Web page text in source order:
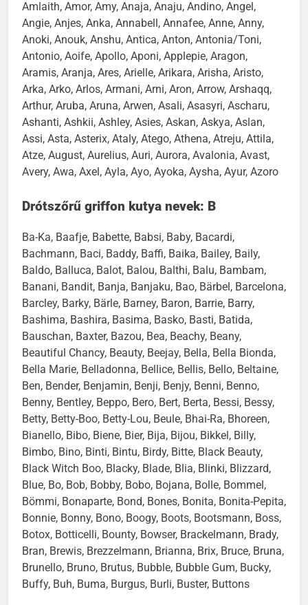
Amlaith, Amor, Amy, Anaja, Anaju, Andino, Angel,
Angie, Anjes, Anka, Annabell, Annafee, Anne, Anny,
Anoki, Anouk, Anshu, Antica, Anton, Antonia/Toni,
Antonio, Aoife, Apollo, Aponi, Applepie, Aragon,
Aramis, Aranja, Ares, Arielle, Arikara, Arisha, Aristo,
Arka, Arko, Arlos, Armani, Arni, Aron, Arrow, Arshaqq,
Arthur, Aruba, Aruna, Arwen, Asali, Asasyri, Ascharu,
Ashanti, Ashkii, Ashley, Asies, Askan, Askya, Aslan,
Assi, Asta, Asterix, Ataly, Atego, Athena, Atreju, Attila,
Atze, August, Aurelius, Auri, Aurora, Avalonia, Avast,
Avery, Awa, Axel, Ayla, Ayo, Ayoka, Aysha, Ayur, Azoro
Drótszőrű griffon kutya nevek: B
Ba-Ka, Baafje, Babette, Babsi, Baby, Bacardi,
Bachmann, Baci, Baddy, Baffi, Baika, Bailey, Baily,
Baldo, Balluca, Balot, Balou, Balthi, Balu, Bambam,
Banani, Bandit, Banja, Banjaku, Bao, Bärbel, Barcelona,
Barcley, Barky, Bärle, Barney, Baron, Barrie, Barry,
Bashima, Bashira, Basima, Basko, Basti, Batida,
Bauschan, Baxter, Bazou, Bea, Beachy, Beany,
Beautiful Chancy, Beauty, Beejay, Bella, Bella Bionda,
Bella Marie, Belladonna, Bellice, Bellis, Bello, Beltaine,
Ben, Bender, Benjamin, Benji, Benjy, Benni, Benno,
Benny, Bentley, Beppo, Bero, Bert, Berta, Bessi, Bessy,
Betty, Betty-Boo, Betty-Lou, Beule, Bhai-Ra, Bhoreen,
Bianello, Bibo, Biene, Bier, Bija, Bijou, Bikkel, Billy,
Bimbo, Bino, Binti, Bintu, Birdy, Bitte, Black Beauty,
Black Witch Boo, Blacky, Blade, Blia, Blinki, Blizzard,
Blue, Bo, Bob, Bobby, Bobo, Bojana, Bolle, Bommel,
Bömmi, Bonaparte, Bond, Bones, Bonita, Bonita-Pepita,
Bonnie, Bonny, Bono, Boogy, Boots, Bootsmann, Boss,
Botox, Botticelli, Bounty, Bowser, Brackelmann, Brady,
Bran, Brewis, Brezzelmann, Brianna, Brix, Bruce, Bruna,
Brunello, Bruno, Brutus, Bubble, Bubble Gum, Bucky,
Buffy, Buh, Buma, Burgus, Burli, Buster, Buttons